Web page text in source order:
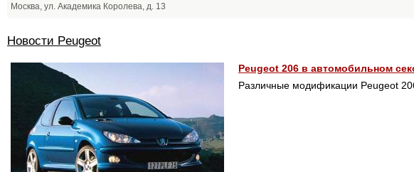
Москва, ул. Академика Королева, д. 13
Новости Peugeot
Peugeot 206 в автомобильном
Различные модификации Peugeot